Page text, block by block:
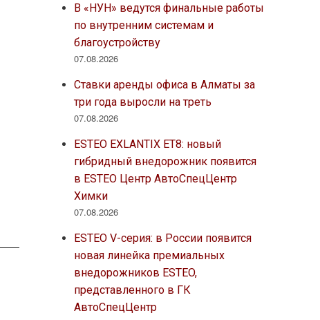
В «НУН» ведутся финальные работы
по внутренним системам и
благоустройству
07.08.2026
Ставки аренды офиса в Алматы за
три года выросли на треть
07.08.2026
ESTEO EXLANTIX ET8: новый
гибридный внедорожник появится
в ESTEO Центр АвтоСпецЦентр
Химки
07.08.2026
ESTEO V-серия: в России появится
новая линейка премиальных
внедорожников ESTEO,
представленного в ГК
АвтоСпецЦентр